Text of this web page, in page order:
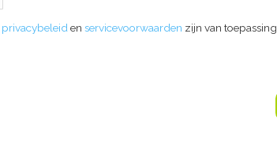
privacybeleid en servicevoorwaarden zijn van toepassing.